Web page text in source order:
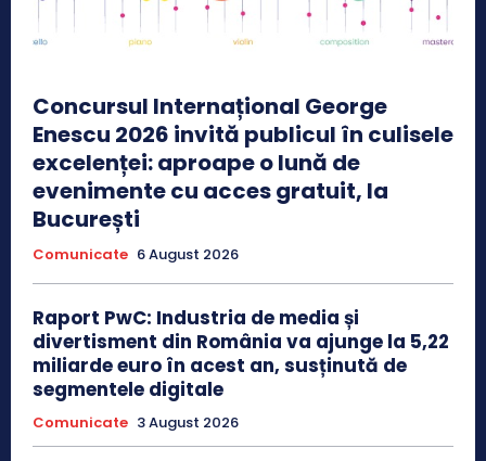
Concursul Internațional George
Enescu 2026 invită publicul în culisele
excelenței: aproape o lună de
evenimente cu acces gratuit, la
București
Comunicate 6 August 2026
Raport PwC: Industria de media și
divertisment din România va ajunge la 5,22
miliarde euro în acest an, susținută de
segmentele digitale
Comunicate 3 August 2026